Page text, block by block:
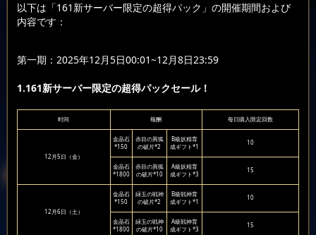
以下は「161新サーバー限定の超得パック」の開催期間および
内容です：
第一期：2025年12月5日00:01~12月8日23:59
1.161新サーバー限定の超得パックセール！
时间 報酬 每日購入限定回数
12月5日（金）
金晶石
*150
赤目の異狐
の破片*2
B級妖精育
成ギフト*1
10
金晶石
*1800
赤目の異狐
の破片*10
A級妖精育
成ギフト*3
15
12月6日（土）
金晶石
*150
緑玉の戦神
の破片*2
B級戦神育
成ギフト*1
10
金晶石
*1800
緑玉の戦神
の破片*10
A級戦神育
成ギフト*3
15